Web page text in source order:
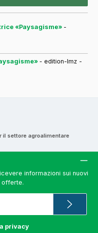
«Paysagisme» -
- edition-lmz -
il settore agroalimentare
informazioni sui nuovi
offerte.
privacy